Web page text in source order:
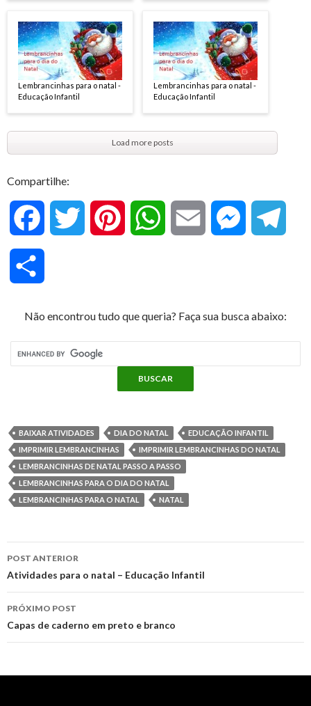
Lembrancinhas para o natal -
Educação Infantil
Lembrancinhas para o natal -
Educação Infantil
Load more posts
Compartilhe:
e
b
o
k
t
t
r
t
r
e
s
t
W
t
A
p
p
i s
g
e
p
r
t
i
l
h
a
Não encontrou tudo que queria? Faça sua busca abaixo:
BAIXAR ATIVIDADES DIA DO NATAL
EDUCAÇÃO INFANTIL
IMPRIMIR LEMBRANCINHAS
IMPRIMIR LEMBRANCINHAS DO NATAL
LEMBRANCINHAS DE NATAL PASSO A PASSO
LEMBRANCINHAS PARA O DIA DO NATAL
LEMBRANCINHAS PARA O NATAL
NATAL
Navegação
do
post
POST ANTERIOR
Atividades para o natal – Educação Infantil
PRÓXIMO POST
Capas de caderno em preto e branco